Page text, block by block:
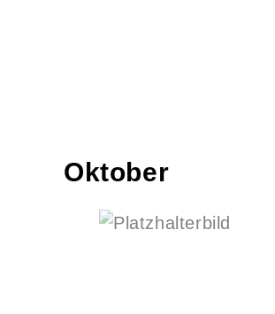
Oktober